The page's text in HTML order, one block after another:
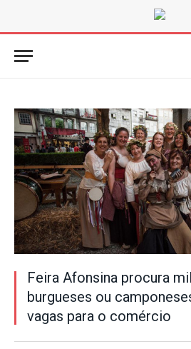
Feira Afonsina procura
burgueses ou
vagas para o comércio